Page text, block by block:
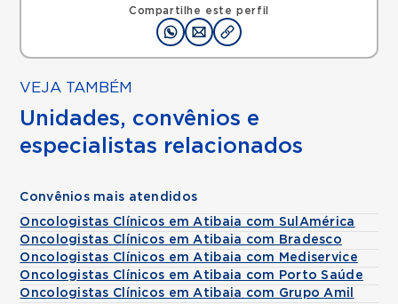
Compartilhe este perfil
VEJA TAMBÉM
Unidades, convênios e
especialistas relacionados
Convênios mais atendidos
Oncologistas Clínicos em Atibaia com SulAmérica
Oncologistas Clínicos em Atibaia com Bradesco
Oncologistas Clínicos em Atibaia com Mediservice
Oncologistas Clínicos em Atibaia com Porto Saúde
Oncologistas Clínicos em Atibaia com Grupo Amil